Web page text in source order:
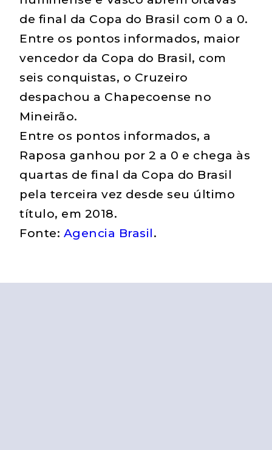
de final da Copa do Brasil com 0 a 0.
Entre os pontos informados, maior
vencedor da Copa do Brasil, com
seis conquistas, o Cruzeiro
despachou a Chapecoense no
Mineirão.
Entre os pontos informados, a
Raposa ganhou por 2 a 0 e chega às
quartas de final da Copa do Brasil
pela terceira vez desde seu último
título, em 2018.
Fonte: Agencia Brasil.